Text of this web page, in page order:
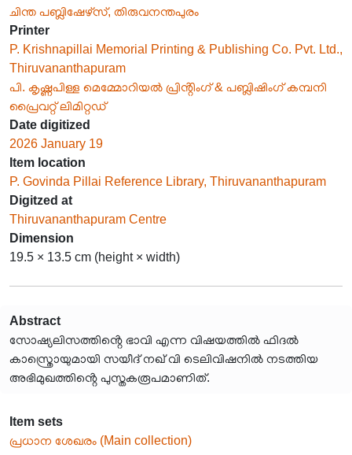
ചിന്ത പബ്ലിഷേഴ്സ്, തിരുവനന്തപുരം
Printer
P. Krishnapillai Memorial Printing & Publishing Co. Pvt. Ltd.,
Thiruvananthapuram
പി. കൃഷ്ണപിള്ള മെമ്മോറിയൽ പ്രിൻ്റിംഗ് & പബ്ലിഷിംഗ് കമ്പനി
പ്രൈവറ്റ് ലിമിറ്റഡ്
Date digitized
2026 January 19
Item location
P. Govinda Pillai Reference Library, Thiruvananthapuram
Digitzed at
Thiruvananthapuram Centre
Dimension
19.5 × 13.5 cm (height × width)
Abstract
സോഷ്യലിസത്തിൻ്റെ ഭാവി എന്ന വിഷയത്തിൽ ഫിദൽ
കാസ്ത്രൊയുമായി സയീദ് നഖ് വി ടെലിവിഷനിൽ നടത്തിയ
അഭിമുഖത്തിൻ്റെ പുസ്തകരൂപമാണിത്.
Item sets
പ്രധാന ശേഖരം (Main collection)